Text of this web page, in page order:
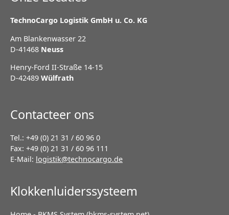
TechnoCargo Logistik GmbH u. Co. KG
Am Blankenwasser 22
D-41468 Neuss
Henry-Ford II-Straße 14-15
D-42489 Wülfrath
Contacteer ons
Tel.: +49 (0) 21 31 / 60 96 0
Fax: +49 (0) 21 31 / 60 96 111
E-Mail: logistik@technocargo.de
Klokkenluiderssysteem